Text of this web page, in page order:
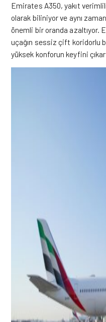
Emirates A350, yakıt
olarak biliniyor ve aynı
önemli bir oranda azaltıyor.
uçağın sessiz çift koridorlu
yüksek konforun keyfini